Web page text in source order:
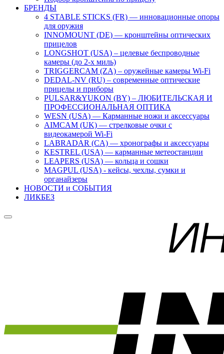
БРЕНДЫ
4 STABLE STICKS (FR) — инновационные опоры
для оружия
INNOMOUNT (DE) — кронштейны оптических
прицелов
LONGSHOT (USA) – целевые беспроводные
камеры (до 2-х миль)
TRIGGERCAM (ZA) – оружейные камеры Wi-Fi
DEDAL-NV (RU) – современные оптические
прицелы и приборы
PULSAR&YUKON (BY) – ЛЮБИТЕЛЬСКАЯ И
ПРОФЕССИОНАЛЬНАЯ ОПТИКА
WESN (USA) — Карманные ножи и аксессуары
AIMCAM (UK) — стрелковые очки с
видеокамерой Wi-Fi
LABRADAR (CA) — хронографы и аксессуары
KESTREL (USA) — карманные метеостанции
LEAPERS (USA) — кольца и сошки
MAGPUL (USA) - кейсы, чехлы, сумки и
органайзеры
НОВОСТИ и СОБЫТИЯ
ЛИКБЕЗ